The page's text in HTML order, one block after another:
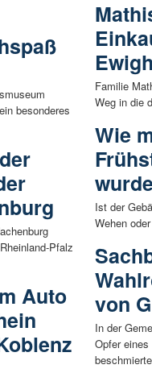
besonderes
Pfalz
Auto
Familie
Weg in die
Wie
Ist der
Wehen
von
In der
Opfer